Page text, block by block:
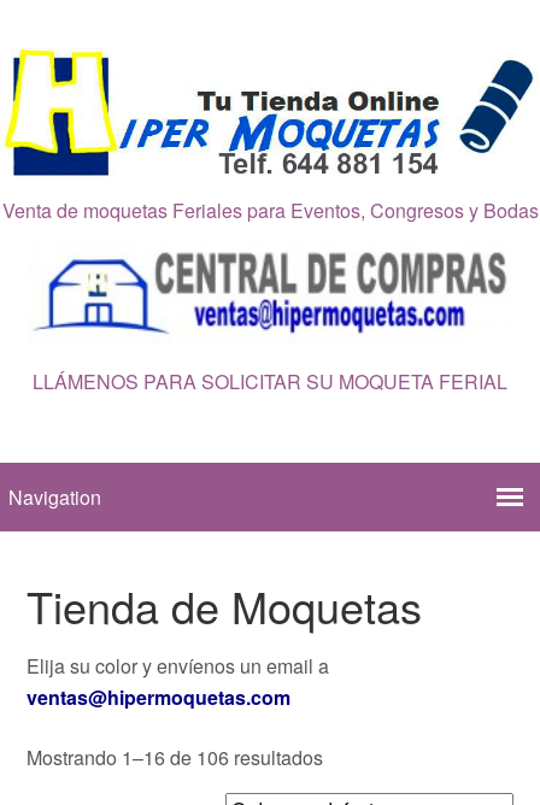
Venta de moquetas Feriales para Eventos, Congresos y Bodas
LLÁMENOS PARA SOLICITAR SU MOQUETA FERIAL
Tienda de Moquetas
Elija su color y envíenos un email a
ventas@hipermoquetas.com
Mostrando 1–16 de 106 resultados